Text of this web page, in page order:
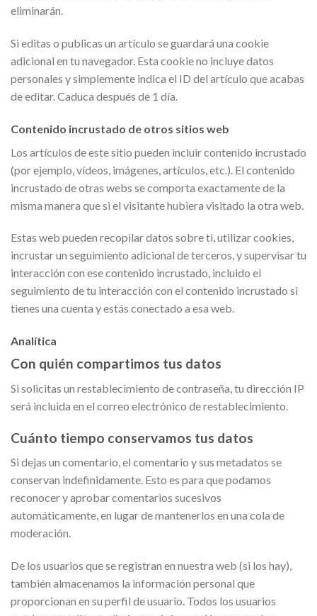
eliminarán.
Si editas o publicas un artículo se guardará una cookie
adicional en tu navegador. Esta cookie no incluye datos
personales y simplemente indica el ID del artículo que acabas
de editar. Caduca después de 1 día.
Contenido incrustado de otros sitios web
Los artículos de este sitio pueden incluir contenido incrustado
(por ejemplo, vídeos, imágenes, artículos, etc.). El contenido
incrustado de otras webs se comporta exactamente de la
misma manera que si el visitante hubiera visitado la otra web.
Estas web pueden recopilar datos sobre ti, utilizar cookies,
incrustar un seguimiento adicional de terceros, y supervisar tu
interacción con ese contenido incrustado, incluido el
seguimiento de tu interacción con el contenido incrustado si
tienes una cuenta y estás conectado a esa web.
Analítica
Con quién compartimos tus datos
Si solicitas un restablecimiento de contraseña, tu dirección IP
será incluida en el correo electrónico de restablecimiento.
Cuánto tiempo conservamos tus datos
Si dejas un comentario, el comentario y sus metadatos se
conservan indefinidamente. Esto es para que podamos
reconocer y aprobar comentarios sucesivos
automáticamente, en lugar de mantenerlos en una cola de
moderación.
De los usuarios que se registran en nuestra web (si los hay),
también almacenamos la información personal que
proporcionan en su perfil de usuario. Todos los usuarios